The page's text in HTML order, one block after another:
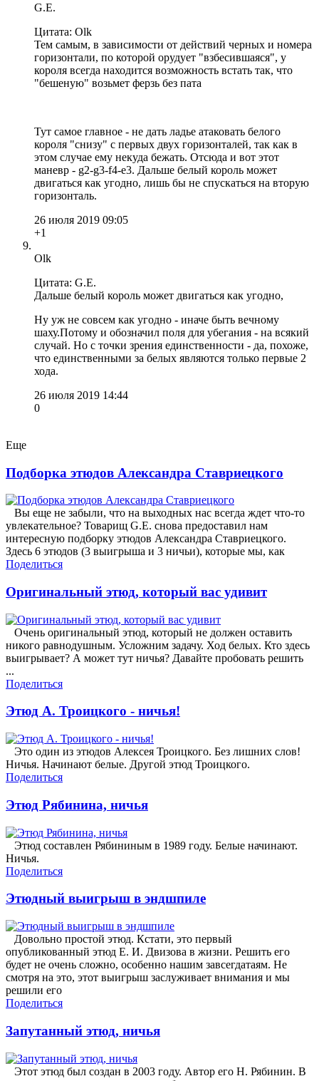
G.E.
Цитата: Olk
Тем самым, в зависимости от действий черных и номера
горизонтали, по которой орудует "взбесившаяся", у
короля всегда находится возможность встать так, что
"бешеную" возьмет ферзь без пата
Тут самое главное - не дать ладье атаковать белого
короля "снизу" с первых двух горизонталей, так как в
этом случае ему некуда бежать. Отсюда и вот этот
маневр - g2-g3-f4-e3. Дальше белый король может
двигаться как угодно, лишь бы не спускаться на вторую
горизонталь.
26 июля 2019 09:05
+1
Olk
Цитата: G.E.
Дальше белый король может двигаться как угодно,
Ну уж не совсем как угодно - иначе быть вечному
шаху.Потому и обозначил поля для убегания - на всякий
случай. Но с точки зрения единственности - да, похоже,
что единственными за белых являются только первые 2
хода.
26 июля 2019 14:44
0
Еще
Подборка этюдов Александра Ставриецкого
Вы еще не забыли, что на выходных нас всегда ждет что-то
увлекательное? Товарищ G.E. снова предоставил нам
интересную подборку этюдов Александра Ставриецкого.
Здесь 6 этюдов (3 выигрыша и 3 ничьи), которые мы, как
Поделиться
Оригинальный этюд, который вас удивит
Очень оригинальный этюд, который не должен оставить
никого равнодушным. Усложним задачу. Ход белых. Кто здесь
выигрывает? А может тут ничья? Давайте пробовать решить
...
Поделиться
Этюд А. Троицкого - ничья!
Это один из этюдов Алексея Троицкого. Без лишних слов!
Ничья. Начинают белые. Другой этюд Троицкого.
Поделиться
Этюд Рябинина, ничья
Этюд составлен Рябининым в 1989 году. Белые начинают.
Ничья.
Поделиться
Этюдный выигрыш в эндшпиле
Довольно простой этюд. Кстати, это первый
опубликованный этюд Е. И. Двизова в жизни. Решить его
будет не очень сложно, особенно нашим завсегдатаям. Не
смотря на это, этот выигрыш заслуживает внимания и мы
решили его
Поделиться
Запутанный этюд, ничья
Этот этюд был создан в 2003 году. Автор его Н. Рябинин. В